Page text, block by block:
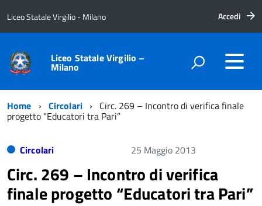
Liceo Statale Virgilio - Milano Accedi
Liceo Statale Virgilio –
Milano
Home Circolari Circ. 269 – Incontro di verifica finale
progetto “Educatori tra Pari”
Circolari 25 Maggio 2013
Circ. 269 – Incontro di verifica
finale progetto “Educatori tra Pari”